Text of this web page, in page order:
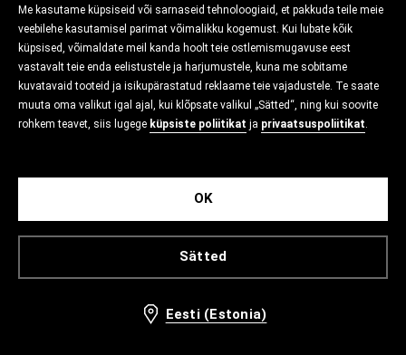
Me kasutame küpsiseid või sarnaseid tehnoloogiaid, et pakkuda teile meie
veebilehe kasutamisel parimat võimalikku kogemust. Kui lubate kõik
küpsised, võimaldate meil kanda hoolt teie ostlemismugavuse eest
vastavalt teie enda eelistustele ja harjumustele, kuna me sobitame
kuvatavaid tooteid ja isikupärastatud reklaame teie vajadustele. Te saate
muuta oma valikut igal ajal, kui klõpsate valikul „Sätted“, ning kui soovite
rohkem teavet, siis lugege küpsiste poliitikat ja privaatsuspoliitikat.
Sätted
OK
Eesti (Estonia)